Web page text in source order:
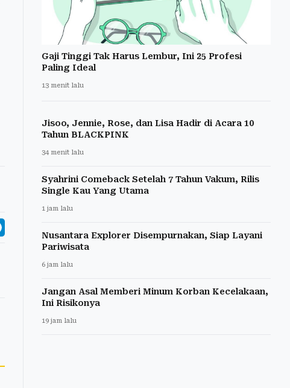
Gaji Tinggi Tak Harus Lembur, Ini 25 Profesi
Paling Ideal
13 menit lalu
Jisoo, Jennie, Rose, dan Lisa Hadir di Acara 10
Tahun BLACKPINK
34 menit lalu
Syahrini Comeback Setelah 7 Tahun Vakum, Rilis
Single Kau Yang Utama
1 jam lalu
Nusantara Explorer Disempurnakan, Siap Layani
Pariwisata
6 jam lalu
Jangan Asal Memberi Minum Korban Kecelakaan,
Ini Risikonya
19 jam lalu